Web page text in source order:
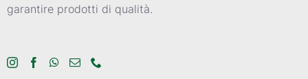
garantire prodotti di qualità.